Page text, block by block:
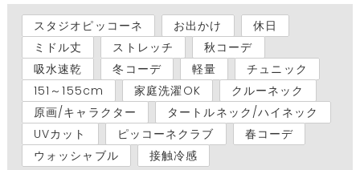
スタジオピッコーネ お出かけ
休日
ミドル丈
ストレッチ
秋コーデ
吸水速乾
冬コーデ 軽量
チュニック
151～155cm
家庭洗濯OK
クルーネック
原画/キャラクター
タートルネック/ハイネック
UVカット
ピッコーネクラブ
春コーデ
ウォッシャブル
接触冷感